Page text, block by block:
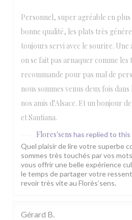
Personnel, super agréable en plus
bonne qualité, les plats très
toujours servi avec le sourire. Une
on se fait pas arnaquer comme les
recommande pour pas mal de
nous sommes venus deux fois dans
nos amis d’Alsace. Et un bonjour
et Santiana.
Flores'sens has replied to
Quel plaisir de lire votre superbe
sommes très touchés par vos
vous offrir une belle expérience
le temps de partager votre
revoir très vite au Florès’sens.
Gérard B